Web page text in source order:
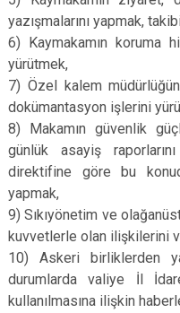
yazışmalarını yapmak,
6) Kaymakamın
yürütmek,
7) Özel kalem
dokümantasyon işlerini
8) Makamın güvenlik
günlük asayiş
direktifine göre bu
yapmak,
9) Sıkıyönetim ve
kuvvetlerle olan ilişkilerini
10) Askeri birliklerden
durumlarda valiye İl
kullanılmasına ilişkin